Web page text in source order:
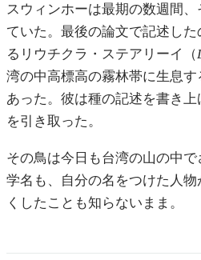
スウィンホーは最期の数週間
ていた。最後の論文で記述し
るリウチクラ・ステアリーイ（
湾の中高標高の霧林帯に生息
あった。彼は種の記述を書き
を引き取った。
その鳥は今日も台湾の山の中
学名も、自分の名をつけた人
くしたことも知らないまま。